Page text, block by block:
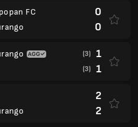
FC
0
0
(3) 1
(3) 1
2
2